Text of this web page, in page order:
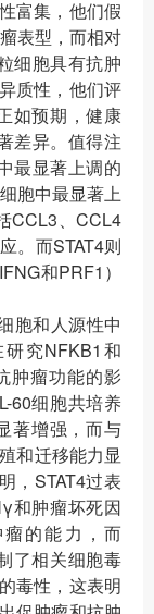
富集，他们假
表型，而相对
细胞具有抗肿
质性，他们评
如预期，健康
差异。值得注
最显著上调的
胞中最显著上
CCL3、CCL4
。而STAT4则
和PRF1）
胞和人源性中
究NFKB1和
肿瘤功能的影
60细胞共培养
著增强，而与
和迁移能力显
，STAT4过表
和肿瘤坏死因
的能力，而
了相关细胞毒
毒性，这表明